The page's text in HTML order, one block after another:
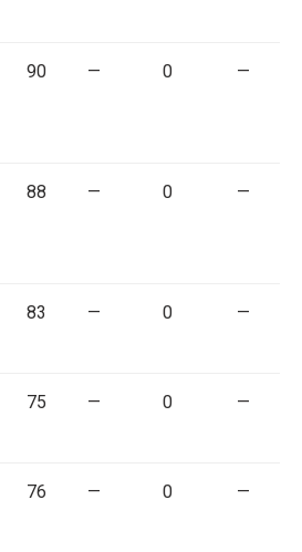
90 — 0 —
88 — 0 —
83 — 0 —
75 — 0 —
76 — 0 —